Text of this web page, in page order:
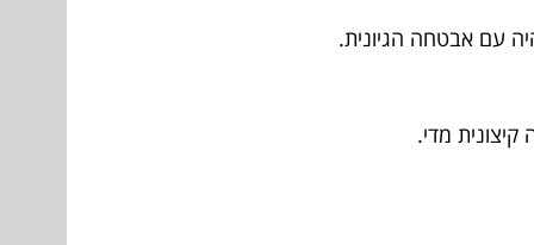
עם אבטחה הגיונית.
מדי.